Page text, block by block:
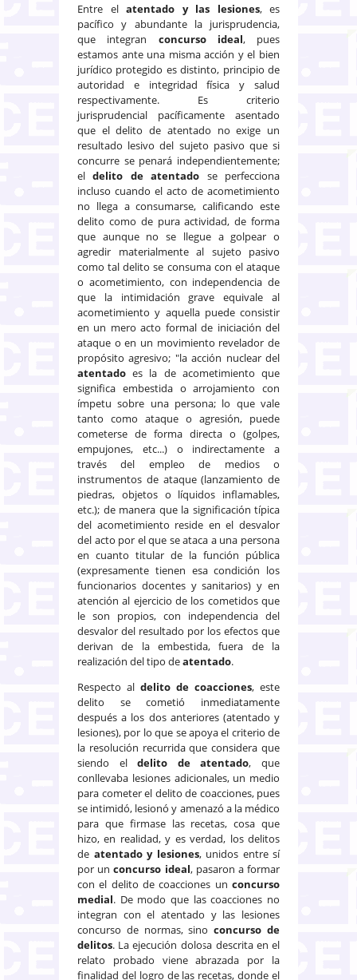
Entre el atentado y las lesiones, es
pacífico y abundante la jurisprudencia,
que integran concurso ideal, pues
estamos ante una misma acción y el bien
jurídico protegido es distinto, principio de
autoridad e integridad física y salud
respectivamente. Es criterio
jurisprudencial pacíficamente asentado
que el delito de atentado no exige un
resultado lesivo del sujeto pasivo que si
concurre se penará independientemente;
eldelito de atentado se perfecciona
incluso cuando el acto de acometimiento
no llega a consumarse, calificando este
delito como de pura actividad, de forma
que aunque no se llegue a golpear o
agredir materialmente al sujeto pasivo
como tal delito se consuma con el ataque
o acometimiento, con independencia de
que la intimidación grave equivale al
acometimiento y aquella puede consistir
en un mero acto formal de iniciación del
ataque o en un movimiento revelador de
propósito agresivo; "la acción nuclear del
atentado es la de acometimiento que
significa embestida o arrojamiento con
ímpetu sobre una persona; lo que vale
tanto como ataque o agresión, puede
cometerse de forma directa o (golpes,
empujones, etc...) o indirectamente a
través del empleo de medios o
instrumentos de ataque (lanzamiento de
piedras, objetos o líquidos inflamables,
etc.); de manera que la significación típica
del acometimiento reside en el desvalor
del acto por el que se ataca a una persona
en cuanto titular de la función pública
(expresamente tienen esa condición los
funcionarios docentes y sanitarios) y en
atención al ejercicio de los cometidos que
le son propios, con independencia del
desvalor del resultado por los efectos que
derivan de la embestida, fuera de la
realización del tipo deatentado.
Respecto al delito de coacciones, este
delito se cometió inmediatamente
después a los dos anteriores (atentado y
lesiones), por lo que se apoya el criterio de
la resolución recurrida que considera que
siendo eldelito de atentado, que
conllevaba lesiones adicionales, un medio
para cometer el delito de coacciones, pues
se intimidó, lesionó y amenazó a la médico
para que firmase las recetas, cosa que
hizo, en realidad, y es verdad, los delitos
de atentado y lesiones, unidos entre sí
por unconcurso ideal, pasaron a formar
con el delito de coacciones un concurso
medial. De modo que las coacciones no
integran con el atentado y las lesiones
concurso de normas, sinoconcurso de
delitos. La ejecución dolosa descrita en el
relato probado viene abrazada por la
finalidad del logro de las recetas, donde el